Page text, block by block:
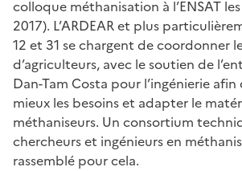
colloque méthanisation à l’ENSAT
2017). L’ARDEAR et plus
12 et 31 se chargent de coordonner
d’agriculteurs, avec le soutien de
Dan-Tam Costa pour l’ingénierie afin
mieux les besoins et adapter le
méthaniseurs. Un consortium
chercheurs et ingénieurs en
rassemblé pour cela.